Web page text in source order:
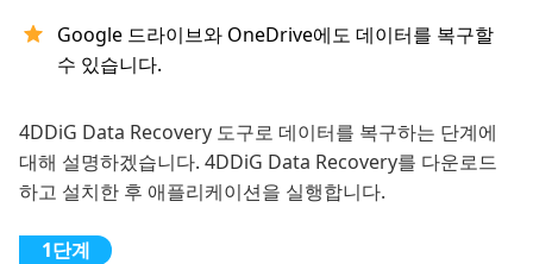
Google 드라이브와 OneDrive에도 데이터를 복구할
수 있습니다.
4DDiG Data Recovery 도구로 데이터를 복구하는 단계에
대해 설명하겠습니다. 4DDiG Data Recovery를 다운로드
하고 설치한 후 애플리케이션을 실행합니다.